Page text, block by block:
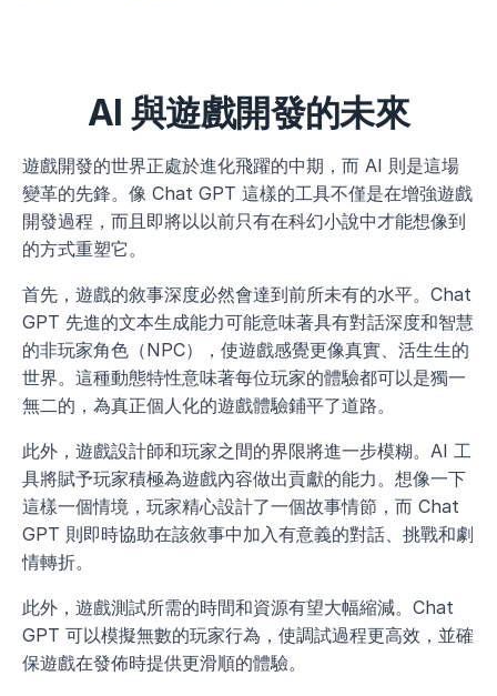
AI 與遊戲開發的未來
遊戲開發的世界正處於進化飛躍的中期，而 AI 則是這場
變革的先鋒。像 Chat GPT 這樣的工具不僅是在增強遊戲
開發過程，而且即將以以前只有在科幻小說中才能想像到
的方式重塑它。
首先，遊戲的敘事深度必然會達到前所未有的水平。Chat
GPT 先進的文本生成能力可能意味著具有對話深度和智慧
的非玩家角色（NPC），使遊戲感覺更像真實、活生生的
世界。這種動態特性意味著每位玩家的體驗都可以是獨一
無二的，為真正個人化的遊戲體驗鋪平了道路。
此外，遊戲設計師和玩家之間的界限將進一步模糊。AI 工
具將賦予玩家積極為遊戲內容做出貢獻的能力。想像一下
這樣一個情境，玩家精心設計了一個故事情節，而 Chat
GPT 則即時協助在該敘事中加入有意義的對話、挑戰和劇
情轉折。
此外，遊戲測試所需的時間和資源有望大幅縮減。Chat
GPT 可以模擬無數的玩家行為，使調試過程更高效，並確
保遊戲在發佈時提供更滑順的體驗。